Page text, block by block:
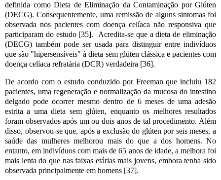
definida como Dieta de Eliminação da Contaminação por Glúten
(DECG). Consequentemente, uma remissão de alguns sintomas foi
observada nos pacientes com doença celíaca não responsiva que
participaram do estudo [35]. Acredita-se que a dieta de eliminação
(DECG) também pode ser usada para distinguir entre indivíduos
que são "hipersensíveis" à dieta sem glúten clássica e pacientes com
doença celíaca refratária (DCR) verdadeira [36].
De acordo com o estudo conduzido por Freeman que incluiu 182
pacientes, uma regeneração e normalização da mucosa do intestino
delgado pode ocorrer mesmo dentro de 6 meses de uma adesão
estrita a uma dieta sem glúten, enquanto os melhores resultados
foram observados após um ou dois anos de tal procedimento. Além
disso, observou-se que, após a exclusão do glúten por seis meses, a
saúde das mulheres melhorou mais do que a dos homens. No
entanto, em indivíduos com mais de 65 anos de idade, a melhora foi
mais lenta do que nas faixas etárias mais jovens, embora tenha sido
observada principalmente em homens [37].